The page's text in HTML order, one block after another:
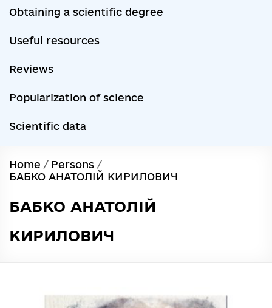
Obtaining a scientific degree
Useful resources
Reviews
Popularization of science
Scientific data
Home / Persons /
БАБКО АНАТОЛІЙ КИРИЛОВИЧ
БАБКО АНАТОЛІЙ
КИРИЛОВИЧ